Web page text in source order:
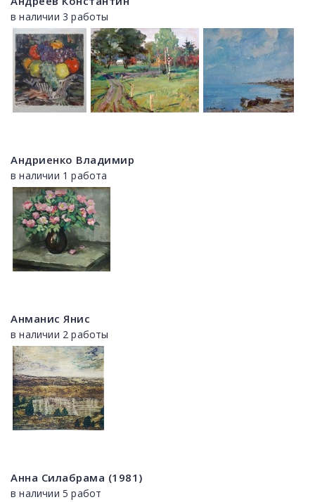
в наличии 3 работы
Андриенко Владимир
в наличии 1 работа
Анманис Янис
в наличии 2 работы
Анна Силабрама (1981)
в наличии 5 работ